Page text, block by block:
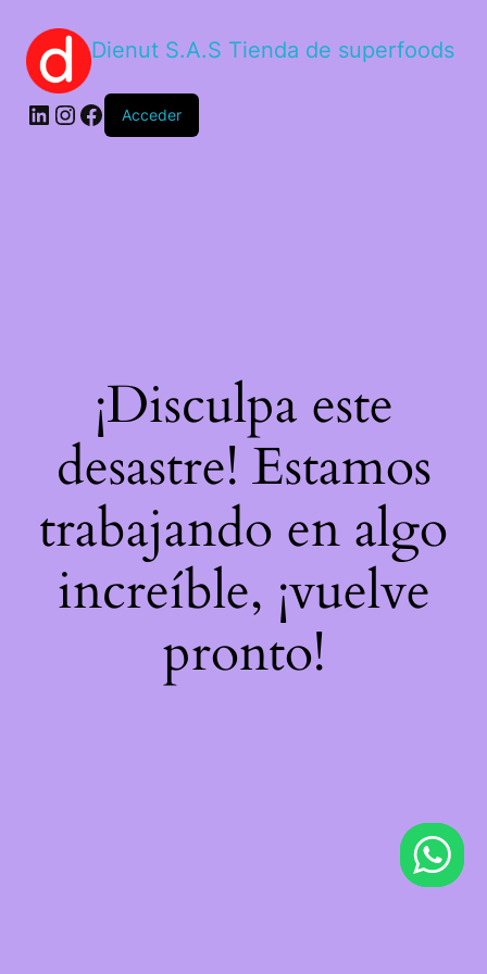
Dienut S.A.S Tienda de superfoods
Acceder
¡Disculpa este
desastre! Estamos
trabajando en algo
increíble, ¡vuelve
pronto!